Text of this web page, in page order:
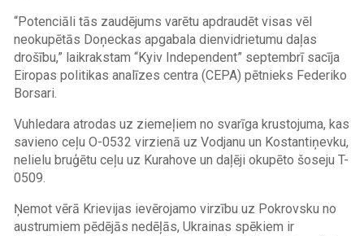
“Potenciāli tās zaudējums varētu apdraudēt visas vēl
neokupētās Doņeckas apgabala dienvidrietumu daļas
drošību,” laikrakstam “Kyiv Independent” septembrī sacīja
Eiropas politikas analīzes centra (CEPA) pētnieks Federiko
Borsari.
Vuhledara atrodas uz ziemeļiem no svarīga krustojuma, kas
savieno ceļu O-0532 virzienā uz Vodjanu un Kostantiņevku,
nelielu bruģētu ceļu uz Kurahove un daļēji okupēto šoseju T-
0509.
Ņemot vērā Krievijas ievērojamo virzību uz Pokrovsku no
austrumiem pēdējās nedēļās, Ukrainas spēkiem ir